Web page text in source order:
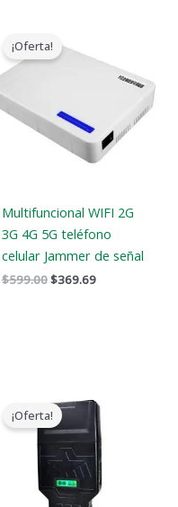
¡Oferta!
Multifuncional WIFI 2G
3G 4G 5G teléfono
celular Jammer de señal
$599.00
original
$369.69
es:
$369.69.
¡Oferta!